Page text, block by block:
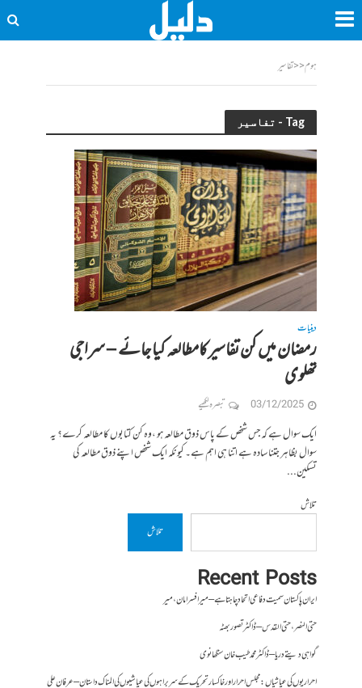
ہوم<<تفاسیر
Tag - تفاسیر
دینیات
رمضان میں کن تفاسیر کامطالعہ کیا جائے – سراجی
تھلوی
03/12/2025 تبصرہ لکھیے
ایک سوال ہے کہ جس شخص کے پاس ذوق مطالعہ ہو ،وہ کن کتابوں کا مطالعہ کرے؟ یہ
سوال بظاہر جتنا سادہ ہے اتنا ہی اہم ہے۔ کیونکہ ایک شخص اپنے ذوق مطالعہ کی
تسکین...
تلاش
تلاش
Recent Posts
ایران پاکستان سمیت دفاعی اتحاد چاہتا ہے – میر افسر امان،میر
حتی النصر ، حتی القدس – ڈاکٹر تصور بھٹہ
گواہی دیتے دریا – ڈاکٹر محمد طیب خان سنگھانوی
احراریوں کی عیاشیاں : مجلس احرار اور خاکسار تحریک کے سربراہوں کی عیاشیوں کی المناک داستان – عرفان علی